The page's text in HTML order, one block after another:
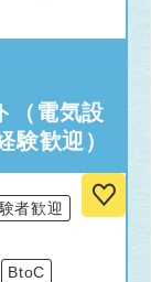
（電気設
験歓迎）
者歓迎
BtoC